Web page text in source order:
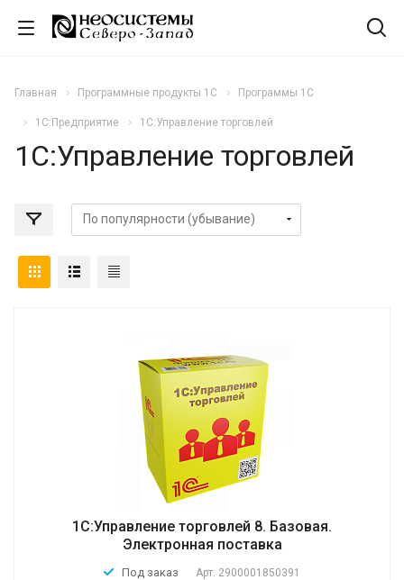
Главная Программные продукты 1С Программы 1С
1С:Предприятие 1С:Управление торговлей
1С:Управление торговлей
1С:Управление торговлей 8. Базовая.
Электронная поставка
Под заказ Арт. 2900001850391